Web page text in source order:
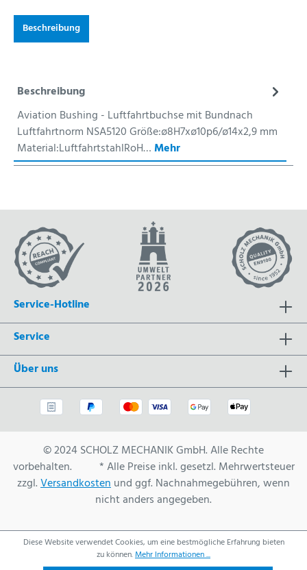
Beschreibung
Beschreibung
Aviation Bushing - Luftfahrtbuchse mit Bundnach
Luftfahrtnorm NSA5120 Größe:ø8H7xø10p6/ø14x2,9 mm
Material:LuftfahrtstahlRoH…Mehr
Service-Hotline
Service
Über uns
© 2024 SCHOLZ MECHANIK GmbH. Alle Rechte
vorbehalten. * Alle Preise inkl. gesetzl. Mehrwertsteuer
zzgl.Versandkostenund ggf. Nachnahmegebühren, wenn
nicht anders angegeben.
Diese Website verwendet Cookies, um eine bestmögliche Erfahrung bieten
zu können.Mehr Informationen ...